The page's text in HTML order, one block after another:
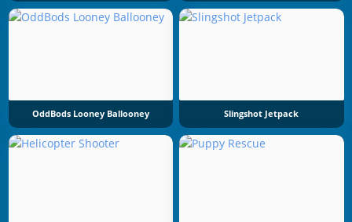
OddBods Looney Ballooney Slingshot Jetpack